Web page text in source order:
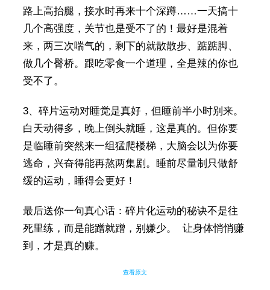
路上高抬腿，接水时再来十个深蹲……一天搞十
几个高强度，关节也是受不了的！最好是混着
来，两三次喘气的，剩下的就散散步、踮踮脚、
做几个臀桥。跟吃零食一个道理，全是辣的你也
受不了。
3、碎片运动对睡觉是真好，但睡前半小时别来。
白天动得多，晚上倒头就睡，这是真的。但你要
是临睡前突然来一组猛爬楼梯，大脑会以为你要
逃命，兴奋得能再熬两集剧。睡前尽量制只做舒
缓的运动，睡得会更好！
最后送你一句真心话：碎片化运动的秘诀不是往
死里练，而是能蹭就蹭，别嫌少。 让身体悄悄赚
到，才是真的赚。
查看原文